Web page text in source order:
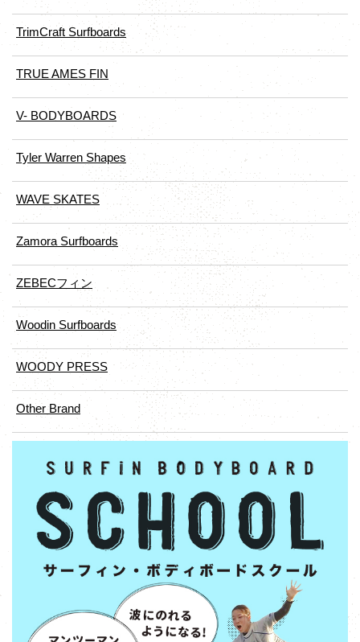
TrimCraft Surfboards
TRUE AMES FIN
V- BODYBOARDS
Tyler Warren Shapes
WAVE SKATES
Zamora Surfboards
ZEBECフィン
Woodin Surfboards
WOODY PRESS
Other Brand